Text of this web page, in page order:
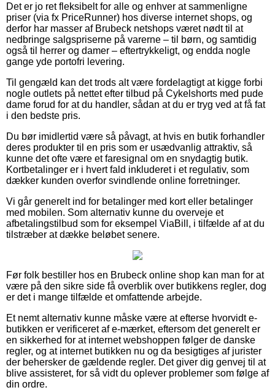
Det er jo ret fleksibelt for alle og enhver at sammenligne
priser (via fx PriceRunner) hos diverse internet shops, og
derfor har masser af Brubeck netshops været nødt til at
nedbringe salgspriserne på varerne – til børn, og samtidig
også til herrer og damer – eftertrykkeligt, og endda nogle
gange yde portofri levering.
Til gengæld kan det trods alt være fordelagtigt at kigge forbi
nogle outlets på nettet efter tilbud på Cykelshorts med pude
dame forud for at du handler, sådan at du er tryg ved at få fat
i den bedste pris.
Du bør imidlertid være så påvagt, at hvis en butik forhandler
deres produkter til en pris som er usædvanlig attraktiv, så
kunne det ofte være et faresignal om en snydagtig butik.
Kortbetalinger er i hvert fald inkluderet i et regulativ, som
dækker kunden overfor svindlende online forretninger.
Vi går generelt ind for betalinger med kort eller betalinger
med mobilen. Som alternativ kunne du overveje et
afbetalingstilbud som for eksempel ViaBill, i tilfælde af at du
tilstræber at dække beløbet senere.
Før folk bestiller hos en Brubeck online shop kan man for at
være på den sikre side få overblik over butikkens regler, dog
er det i mange tilfælde et omfattende arbejde.
Et nemt alternativ kunne måske være at efterse hvorvidt e-
butikken er verificeret af e-mærket, eftersom det generelt er
en sikkerhed for at internet webshoppen følger de danske
regler, og at internet butikken nu og da besigtiges af jurister
der behersker de gældende regler. Det giver dig genvej til at
blive assisteret, for så vidt du oplever problemer som følge af
din ordre.